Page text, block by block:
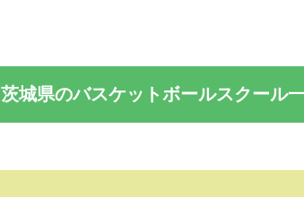
茨城県のバスケットボールスクール